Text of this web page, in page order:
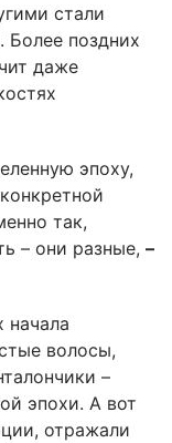
стали
Более поздних
даже
эпоху,
так,
– они разные, –
начала
волосы,
–
эпохи. А вот
отражали